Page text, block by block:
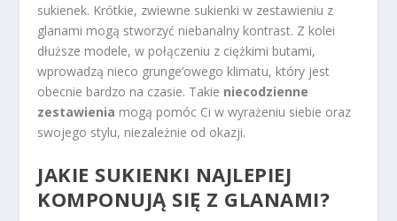
sukienek. Krótkie, zwiewne sukienki w zestawieniu z
glanami mogą stworzyć niebanalny kontrast. Z kolei
dłuższe modele, w połączeniu z ciężkimi butami,
wprowadzą nieco grunge’owego klimatu, który jest
obecnie bardzo na czasie. Takie niecodzienne
zestawienia mogą pomóc Ci w wyrażeniu siebie oraz
swojego stylu, niezależnie od okazji.
JAKIE SUKIENKI NAJLEPIEJ
KOMPONUJĄ SIĘ Z GLANAMI?